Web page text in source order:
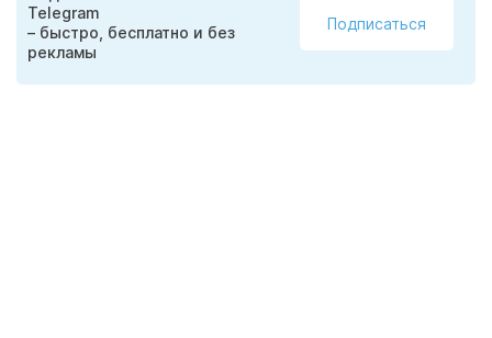
Telegram
– быстро, бесплатно и без
рекламы
Подписаться